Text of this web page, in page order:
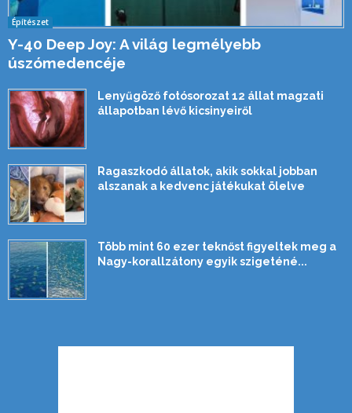
Építészet
Y-40 Deep Joy: A világ legmélyebb
úszómedencéje
Lenyűgöző fotósorozat 12 állat magzati
állapotban lévő kicsinyeiről
Ragaszkodó állatok, akik sokkal jobban
alszanak a kedvenc játékukat ölelve
Több mint 60 ezer teknőst figyeltek meg a
Nagy-korallzátony egyik szigeténé...